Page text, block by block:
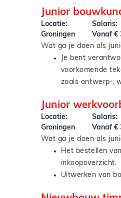
Junior
Locatie:
Groningen
Salaris:
Vanaf €
Wat ga je doen als
Je bent
voorkomende
zoals ontwerp-,
van het werk.
Je mag
ervaren
Junior
Locatie:
Groningen
Salaris:
Vanaf €
Wat ga je doen als
Het bestellen
inkoopoverzicht.
Uitwerken van